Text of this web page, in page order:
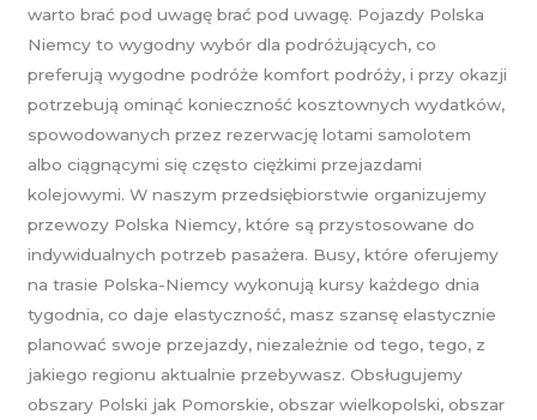
warto brać pod uwagę brać pod uwagę. Pojazdy Polska
Niemcy to wygodny wybór dla podróżujących, co
preferują wygodne podróże komfort podróży, i przy okazji
potrzebują ominąć konieczność kosztownych wydatków,
spowodowanych przez rezerwację lotami samolotem
albo ciągnącymi się często ciężkimi przejazdami
kolejowymi. W naszym przedsiębiorstwie organizujemy
przewozy Polska Niemcy, które są przystosowane do
indywidualnych potrzeb pasażera. Busy, które oferujemy
na trasie Polska-Niemcy wykonują kursy każdego dnia
tygodnia, co daje elastyczność, masz szansę elastycznie
planować swoje przejazdy, niezależnie od tego, tego, z
jakiego regionu aktualnie przebywasz. Obsługujemy
obszary Polski jak Pomorskie, obszar wielkopolski, obszar